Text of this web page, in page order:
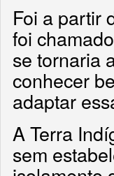
Foi a partir
foi
se tornaria
conhecer
adaptar
A Terra
sem